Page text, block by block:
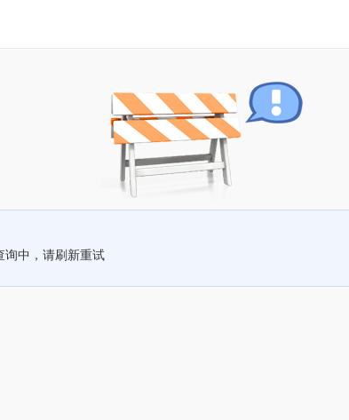
询中，请刷新重试